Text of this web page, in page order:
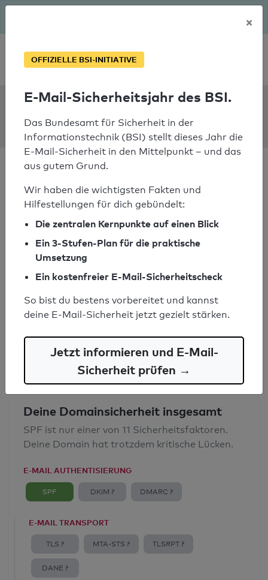
Soforthilfe bei Notfällen
plessl.eu
SPF-Check nicht
bestanden
Ihr SPF-Record Prüfergebnis
SPF-Record gefunden
Syntaxprüfung: 1 Fehler
E-Mail-Spoofingschutz: Mangelhaft
Deine Domainsicherheit insgesamt
SPF ist nur einer von 11 Sicherheitsfaktoren.
Deine Domain hat trotzdem kritische Lücken.
E-MAIL AUTHENTISIERUNG
SPF DKIM ? DMARC ?
E-MAIL TRANSPORT
TLS ? MTA-STS ? TLSRPT ?
DANE ?
×
OFFIZIELLE BSI-INITIATIVE
E-Mail-Sicherheitsjahr des BSI.
Das Bundesamt für Sicherheit in der
Informationstechnik (BSI) stellt dieses Jahr die
E-Mail-Sicherheit in den Mittelpunkt – und das
aus gutem Grund.
Wir haben die wichtigsten Fakten und
Hilfestellungen für dich gebündelt:
Die zentralen Kernpunkte auf einen Blick
Ein 3-Stufen-Plan für die praktische
Umsetzung
Ein kostenfreier E-Mail-Sicherheitscheck
So bist du bestens vorbereitet und kannst
deine E-Mail-Sicherheit jetzt gezielt stärken.
Jetzt informieren und E-Mail-
Sicherheit prüfen →